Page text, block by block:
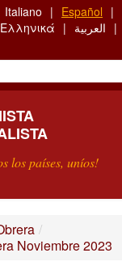
Italiano Español
Ελληνικά العربية
los países, uníos!
/
Noviembre 2023